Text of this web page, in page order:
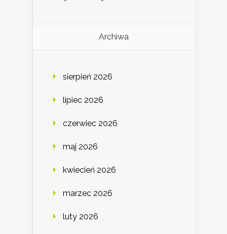
Archiwa
sierpień 2026
lipiec 2026
czerwiec 2026
maj 2026
kwiecień 2026
marzec 2026
luty 2026